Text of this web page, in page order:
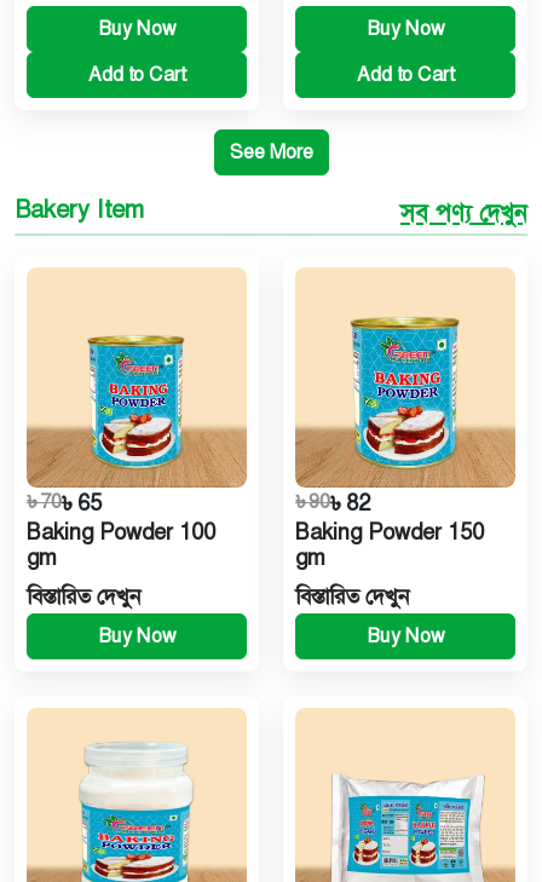
Buy Now
Add to Cart
Buy Now
Add to Cart
See More
Bakery Item সব পণ্য দেখুন
৳ 70৳ 65
Baking Powder 100
gm
বিস্তারিত দেখুন
Buy Now
৳ 90৳ 82
Baking Powder 150
gm
বিস্তারিত দেখুন
Buy Now